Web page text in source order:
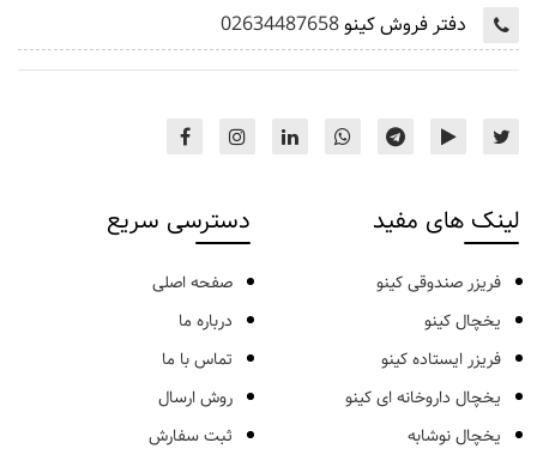
دفتر فروش کینو02634487658
لینک های مفید
فریزر صندوقی کینو
یخچال کینو
فریزر ایستاده کینو
یخچال داروخانه ای کینو
یخچال نوشابه
دسترسی سریع
صفحه اصلی
درباره ما
تماس با ما
روش ارسال
ثبت سفارش